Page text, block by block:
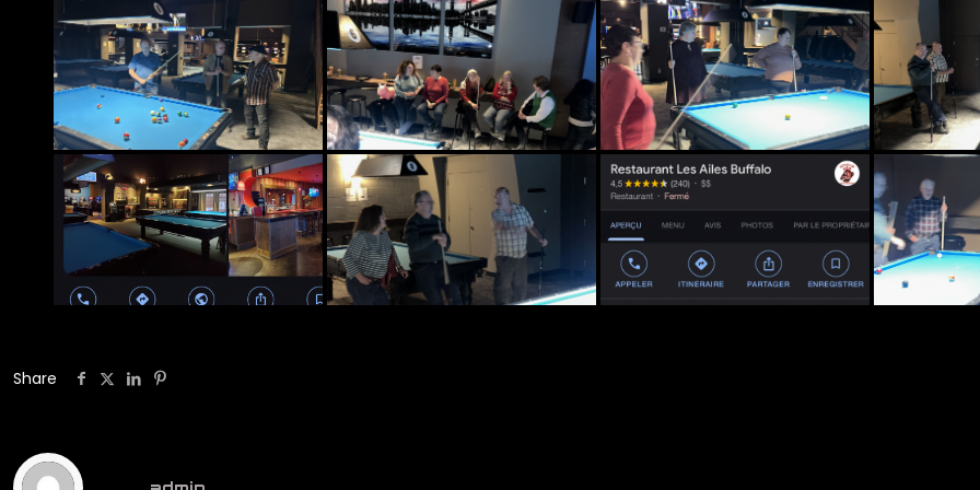
Share